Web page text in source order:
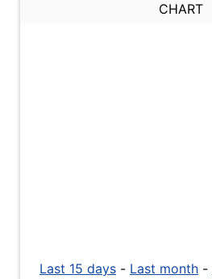
CHART
Last 15 days - Last month -